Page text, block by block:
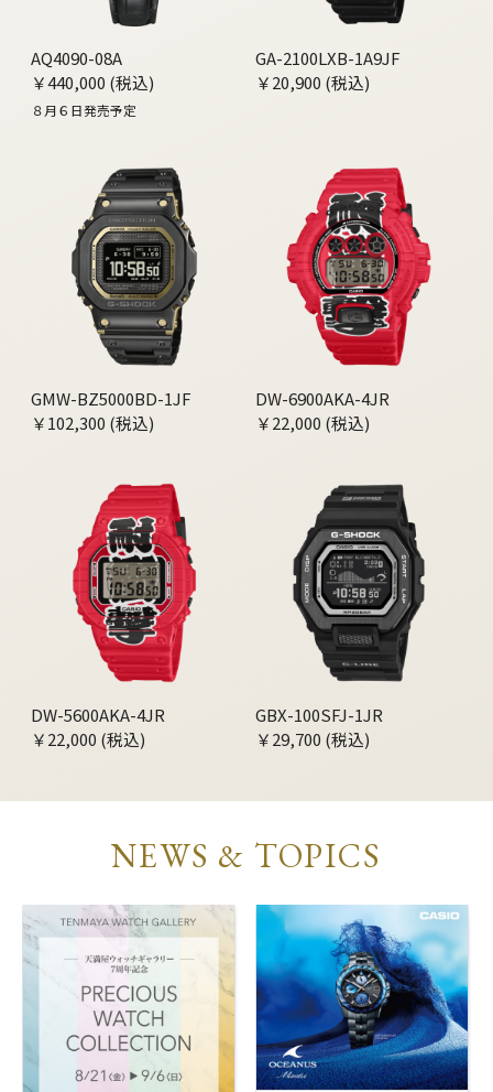
AQ4090-08A
￥440,000 (税込)
８月６日発売予定
GA-2100LXB-1A9JF
￥20,900 (税込)
GMW-BZ5000BD-1JF
￥102,300 (税込)
DW-6900AKA-4JR
￥22,000 (税込)
DW-5600AKA-4JR
￥22,000 (税込)
GBX-100SFJ-1JR
￥29,700 (税込)
NEWS & TOPICS